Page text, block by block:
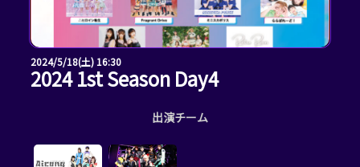
2024/5/18(土) 16:30
2024 1st Season Day4
出演チーム